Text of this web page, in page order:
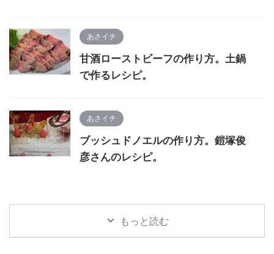
あさイチ
甘酒ローストビーフの作り方。土鍋
で作るレシピ。
あさイチ
ブッシュドノエルの作り方。鎧塚俊
彦さんのレシピ。
もっと読む